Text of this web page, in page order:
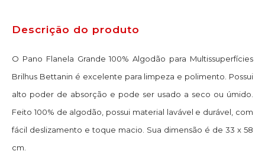
Descrição do produto
O Pano Flanela Grande 100% Algodão para Multissuperfícies
Brilhus Bettanin é excelente para limpeza e polimento. Possui
alto poder de absorção e pode ser usado a seco ou úmido.
Feito 100% de algodão, possui material lavável e durável, com
fácil deslizamento e toque macio. Sua dimensão é de 33 x 58
cm.